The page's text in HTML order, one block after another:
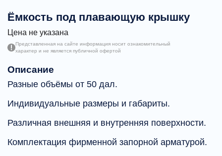
Ёмкость под плавающую крышку
Цена не указана
Представленная на сайте информация носит ознакомительный
характер и не является публичной офертой
Описание
Разные объёмы от 50 дал.
Индивидуальные размеры и габариты.
Различная внешняя и внутренняя поверхности.
Комплектация фирменной запорной арматурой.